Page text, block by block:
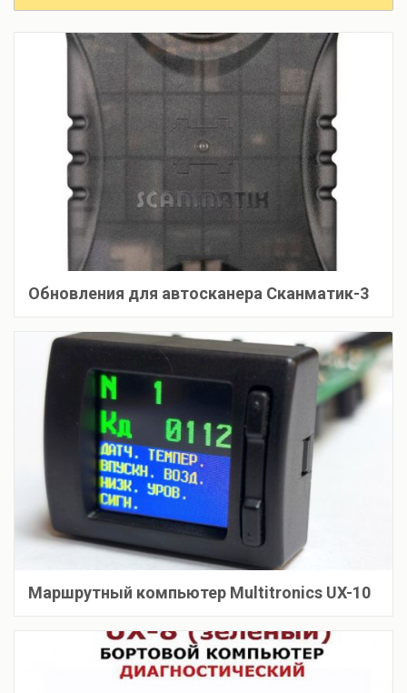
Обновления для автосканера Сканматик-3
Маршрутный компьютер Multitronics UX-10